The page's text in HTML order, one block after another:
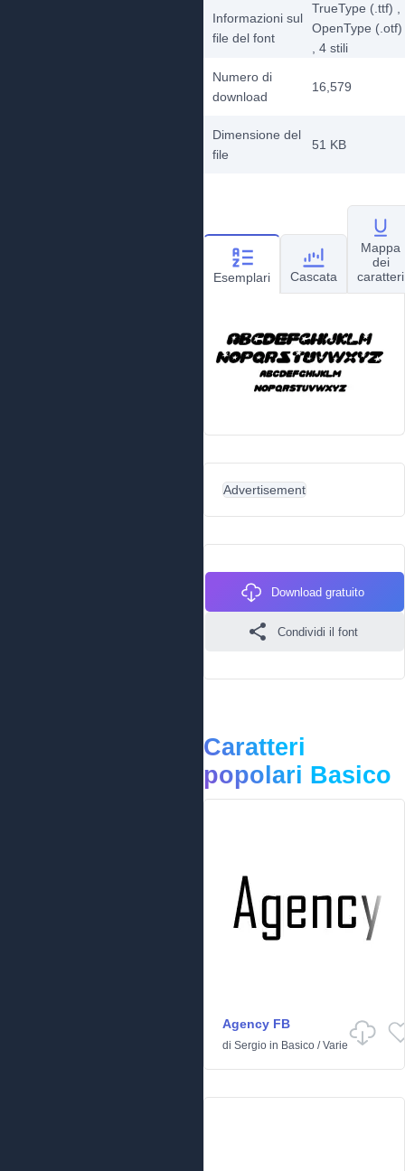
Informazioni sul
file del font
TrueType (.ttf)
OpenType (.otf)
, 4 stili
Numero di
download
16,579
Dimensione del
file
51 KB
Esemplari Cascata
Mappa
dei
caratteri
Advertisement
Download gratuito
Condividi il font
Caratteri
popolari Basico
Agency FB
di Sergio in Basico /Varie